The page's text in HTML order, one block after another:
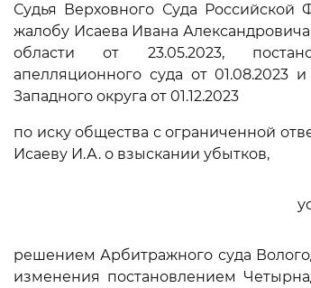
Судья Верховного Суда
жалобу Исаева Ивана
области от 23.05.2023,
апелляционного суда от 01.08.2023
Западного округа от 01.12.2023
по иску общества с ограниченной
Исаеву И.А. о взыскании убытков,
решением Арбитражного суда
изменения постановлением